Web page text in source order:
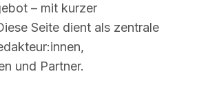
– mit kurzer
Seite dient als zentrale
und Partner.